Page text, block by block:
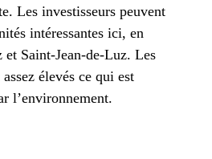
Les investisseurs peuvent
intéressantes ici, en
Saint-Jean-de-Luz. Les
élevés ce qui est
l’environnement.